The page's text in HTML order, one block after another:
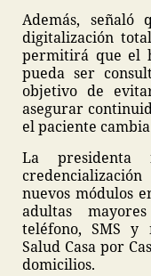
Además, señaló
digitalización
permitirá que el
pueda ser
objetivo de
asegurar
el paciente
La
nuevos módulos
adultas
teléfono, SMS y
Salud Casa por
domicilios.